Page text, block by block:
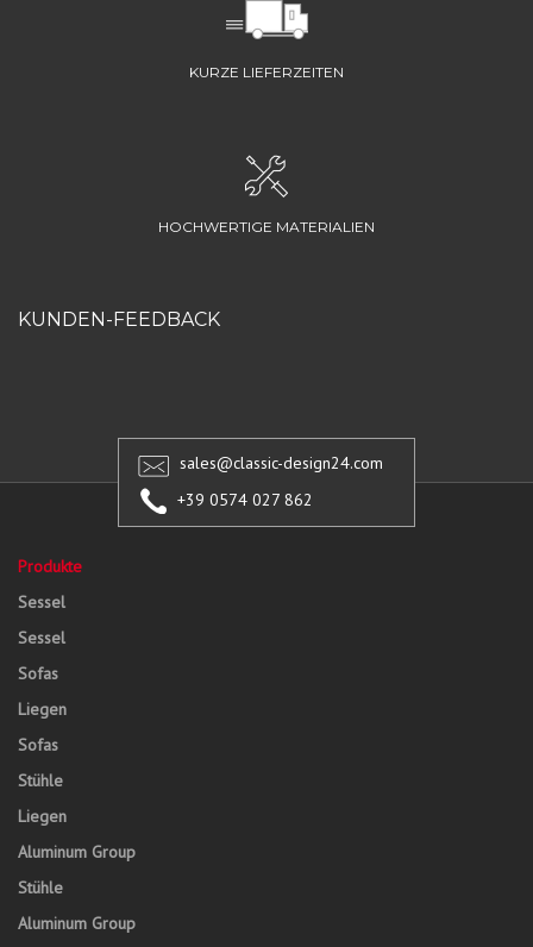
KURZE LIEFERZEITEN
HOCHWERTIGE MATERIALIEN
KUNDEN-FEEDBACK
sales@classic-design24.com
+39 0574 027 862
Produkte
Sessel
Sessel
Sofas
Liegen
Sofas
Stühle
Liegen
Aluminum Group
Stühle
Aluminum Group